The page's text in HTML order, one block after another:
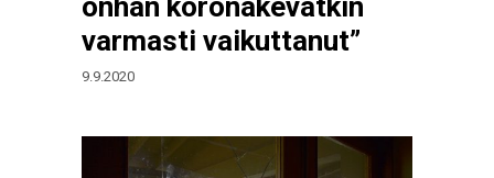
onhan koronakevätkin
varmasti vaikuttanut”
9.9.2020